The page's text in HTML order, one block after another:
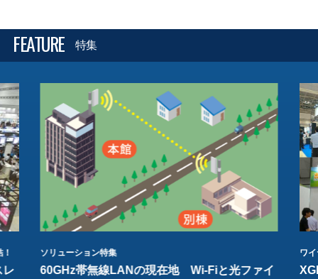
FEATURE 特集
レ
ソリューション特集
60GHz帯無線LANの現在地 Wi-Fiと光ファイ
ワ